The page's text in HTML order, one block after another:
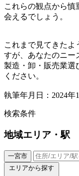
これらの観点から慎
会えるでしょう。
これまで見てきたよ
すが、あなたのニー
製造・卸・販売業選
ください。
執筆年月日：2024年
検索条件
地域エリア・駅
一宮市
エリアから探す